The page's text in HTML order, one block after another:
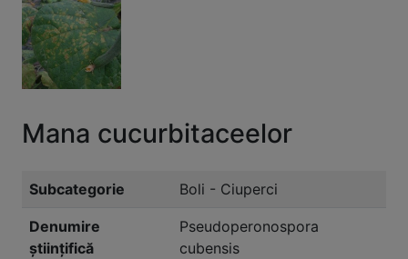
Mana cucurbitaceelor
Subcategorie Boli - Ciuperci
Denumire
științifică
Pseudoperonospora
cubensis